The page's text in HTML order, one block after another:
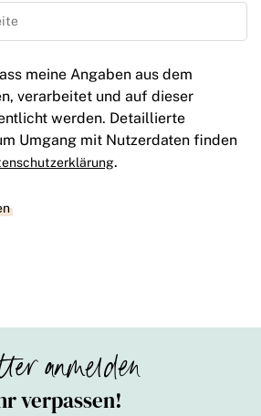
meine Angaben aus dem
verarbeitet und auf dieser
werden. Detaillierte
Umgang mit Nutzerdaten finden
.
anmelden
verpassen!